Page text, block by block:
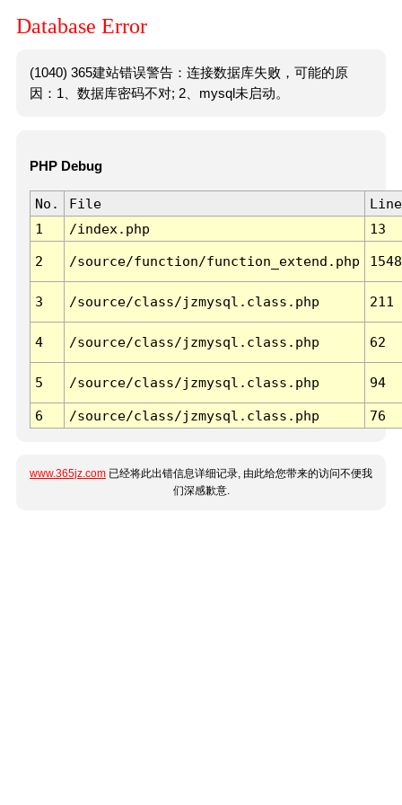
Database Error
(1040) 365建站错误警告：连接数据库失败，可能的原
因：1、数据库密码不对; 2、mysql未启动。
PHP Debug
No. File
Line
1
/index.php 13
2 /source/function/function_extend.php 1548
3 /source/class/jzmysql.class.php 211
4 /source/class/jzmysql.class.php 62
5 /source/class/jzmysql.class.php 94
6 /source/class/jzmysql.class.php 76
www.365jz.com 已经将此出错信息详细记录, 由此给您带来的访问不便我
们深感歉意.